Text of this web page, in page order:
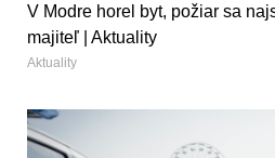
V Modre horel byt, požiar sa
majiteľ | Aktuality
Aktuality